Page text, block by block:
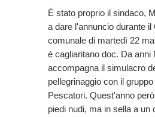
È stato proprio il sindaco,
a dare l'annuncio durante il
comunale di martedì 22
è cagliaritano doc. Da anni
accompagna il simulacro
pellegrinaggio con il
Pescatori. Quest'anno
piedi nudi, ma in sella a un